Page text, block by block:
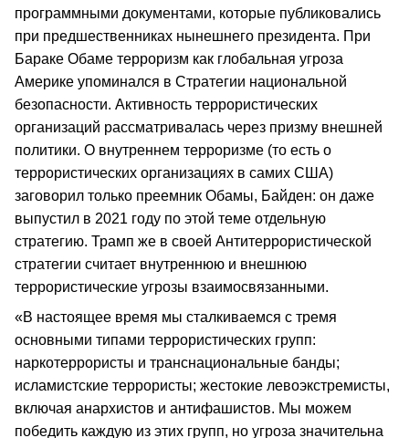
программными документами, которые публиковались
при предшественниках нынешнего президента. При
Бараке Обаме терроризм как глобальная угроза
Америке упоминался в Стратегии национальной
безопасности. Активность террористических
организаций рассматривалась через призму внешней
политики. О внутреннем терроризме (то есть о
террористических организациях в самих США)
заговорил только преемник Обамы, Байден: он даже
выпустил в 2021 году по этой теме отдельную
стратегию. Трамп же в своей Антитеррористической
стратегии считает внутреннюю и внешнюю
террористические угрозы взаимосвязанными.
«В настоящее время мы сталкиваемся с тремя
основными типами террористических групп:
наркотеррористы и транснациональные банды;
исламистские террористы; жестокие левоэкстремисты,
включая анархистов и антифашистов. Мы можем
победить каждую из этих групп, но угроза значительна